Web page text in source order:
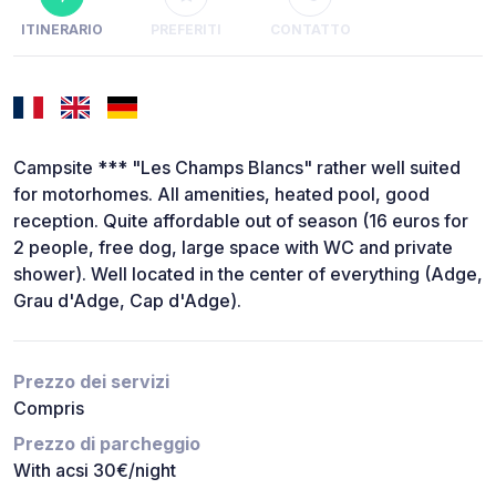
ITINERARIO PREFERITI CONTATTO
Campsite *** "Les Champs Blancs" rather well suited
for motorhomes. All amenities, heated pool, good
reception. Quite affordable out of season (16 euros for
2 people, free dog, large space with WC and private
shower). Well located in the center of everything (Adge,
Grau d'Adge, Cap d'Adge).
Prezzo dei servizi
Compris
Prezzo di parcheggio
With acsi 30€/night